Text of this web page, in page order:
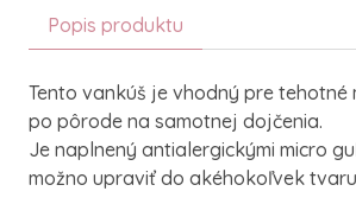
Popis produktu
Tento vankúš je vhodný pre tehotné
po pôrode na samotnej dojčenia.
Je naplnený antialergickými micro
možno upraviť do akéhokoľvek